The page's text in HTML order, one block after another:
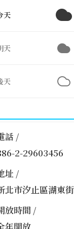
天
天
天
話 /
2-29603456
址 /
北市汐止區湖東街
放時間 /
年開放